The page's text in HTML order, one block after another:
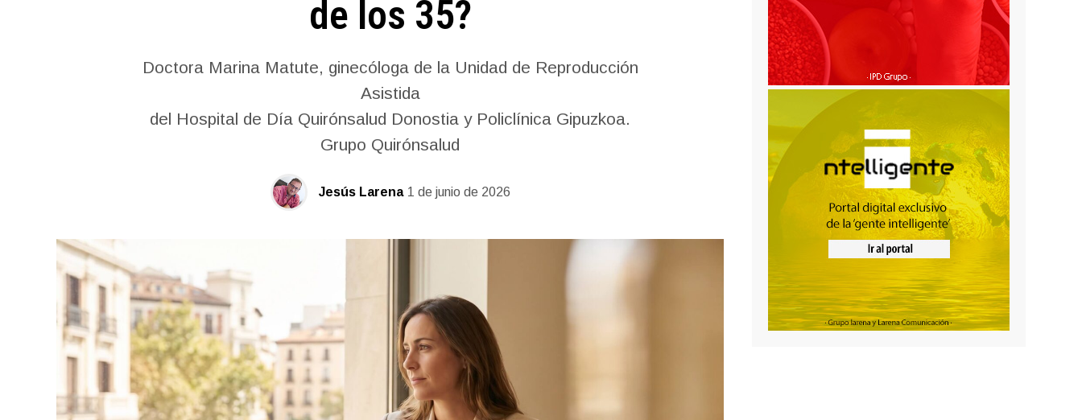
de los 35?
Doctora Marina Matute, ginecóloga de la Unidad de Reproducción
Asistida
del Hospital de Día Quirónsalud Donostia y Policlínica Gipuzkoa.
Grupo Quirónsalud
Jesús Larena 1 de junio de 2026